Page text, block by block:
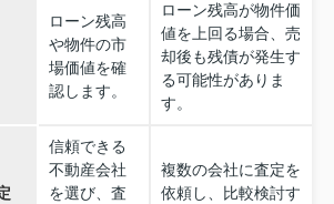
ローン残高
や物件の市
場価値を確
認します。
ローン残高が物件価
値を上回る場合、売
却後も残債が発生す
る可能性がありま
す。
信頼できる
不動産会社
を選び、査
複数の会社に査定を
依頼し、比較検討す